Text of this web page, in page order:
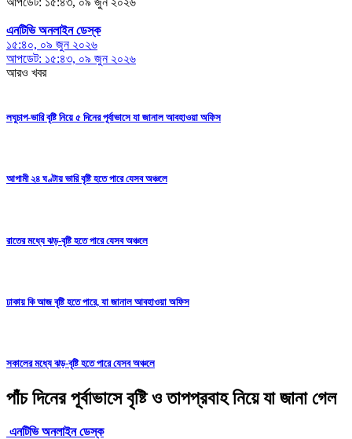
এনটিভি অনলাইন ডেস্ক
১৫:৪০, ০৯ জুন ২০২৬
আপডেট: ১৫:৪৩, ০৯ জুন ২০২৬
আরও খবর
লঘুচাপ-ভারি বৃষ্টি নিয়ে ৫ দিনের পূর্বাভাসে যা জানাল আবহাওয়া অফিস
আগামী ২৪ ঘণ্টায় ভারি বৃষ্টি হতে পারে যেসব অঞ্চলে
রাতের মধ্যে ঝড়-বৃষ্টি হতে পারে যেসব অঞ্চলে
ঢাকায় কি আজ বৃষ্টি হতে পারে, যা জানাল আবহাওয়া অফিস
সকালের মধ্যে ঝড়-বৃষ্টি হতে পারে যেসব অঞ্চলে
পাঁচ দিনের পূর্বাভাসে বৃষ্টি ও তাপপ্রবাহ নিয়ে যা জানা গেল
এনটিভি অনলাইন ডেস্ক